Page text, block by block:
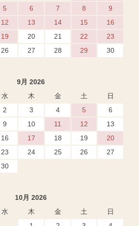
5 6 7 8
9
12 13 14 15
16
19 20 21 22
23
26 27 28 29
30
9月 2026
水 木 金 土
日
2 3 4 5
6
9 10 11 12
13
16 17 18 19
20
23 24 25 26
27
30
10月 2026
水 木 金 土
日